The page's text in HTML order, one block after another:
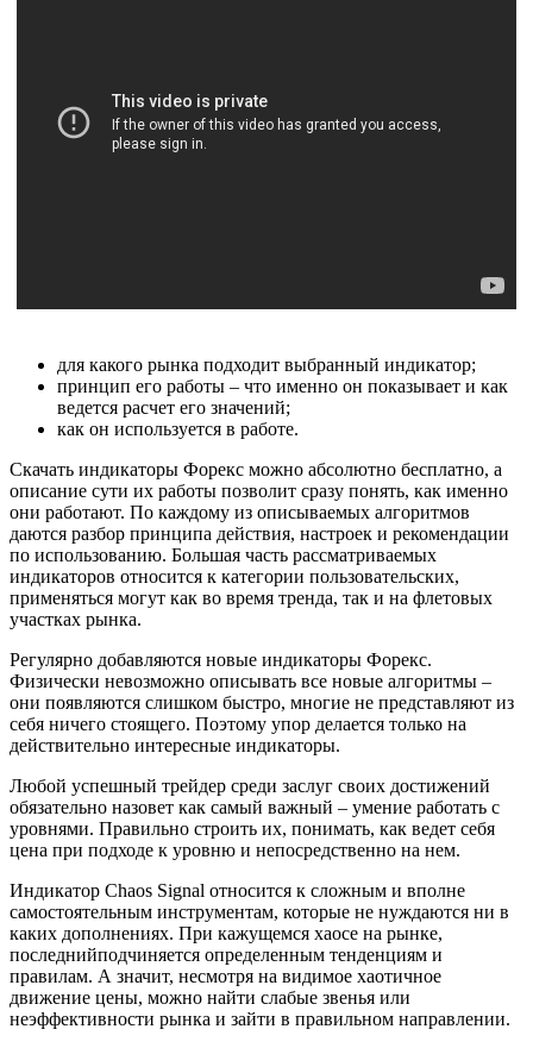
для какого рынка подходит выбранный индикатор;
принцип его работы – что именно он показывает и как
ведется расчет его значений;
как он используется в работе.
Скачать индикаторы Форекс можно абсолютно бесплатно, а
описание сути их работы позволит сразу понять, как именно
они работают. По каждому из описываемых алгоритмов
даются разбор принципа действия, настроек и рекомендации
по использованию. Большая часть рассматриваемых
индикаторов относится к категории пользовательских,
применяться могут как во время тренда, так и на флетовых
участках рынка.
Регулярно добавляются новые индикаторы Форекс.
Физически невозможно описывать все новые алгоритмы –
они появляются слишком быстро, многие не представляют из
себя ничего стоящего. Поэтому упор делается только на
действительно интересные индикаторы.
Любой успешный трейдер среди заслуг своих достижений
обязательно назовет как самый важный – умение работать с
уровнями. Правильно строить их, понимать, как ведет себя
цена при подходе к уровню и непосредственно на нем.
Индикатор Chaos Signal относится к сложным и вполне
самостоятельным инструментам, которые не нуждаются ни в
каких дополнениях. При кажущемся хаосе на рынке,
последнийподчиняется определенным тенденциям и
правилам. А значит, несмотря на видимое хаотичное
движение цены, можно найти слабые звенья или
неэффективности рынка и зайти в правильном направлении.